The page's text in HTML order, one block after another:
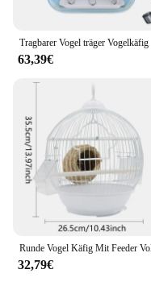
63,39€
32,79€